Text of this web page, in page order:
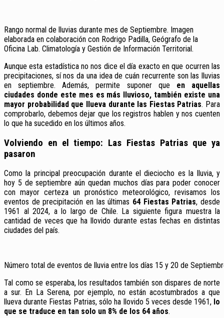
Rango normal de lluvias durante mes de Septiembre. Imagen
elaborada en colaboración con Rodrigo Padilla, Geógrafo de la
Oficina Lab. Climatología y Gestión de Información Territorial.
Aunque esta estadística no nos dice el día exacto en que ocurren las
precipitaciones, sí nos da una idea de cuán recurrente son las lluvias
en septiembre. Además, permite suponer que en aquellas
ciudades donde este mes es más lluvioso, también existe una
mayor probabilidad que llueva durante las Fiestas Patrias. Para
comprobarlo, debemos dejar que los registros hablen y nos cuenten
lo que ha sucedido en los últimos años.
Volviendo en el tiempo: Las Fiestas Patrias que ya
pasaron
Como la principal preocupación durante el dieciocho es la lluvia, y
hoy 5 de septiembre aún quedan muchos días para poder conocer
con mayor certeza un pronóstico meteorológico, revisamos los
eventos de precipitación en las últimas 64 Fiestas Patrias, desde
1961 al 2024, a lo largo de Chile. La siguiente figura muestra la
cantidad de veces que ha llovido durante estas fechas en distintas
ciudades del país.
Número total de eventos de lluvia entre los días 15 y 20 de
Tal como se esperaba, los resultados también son dispares de norte
a sur. En La Serena, por ejemplo, no están acostumbrados a que
llueva durante Fiestas Patrias, sólo ha llovido 5 veces desde 1961, lo
que se traduce en tan solo un 8% de los 64 años.